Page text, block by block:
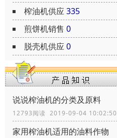
榨油机供应335
煎饼机销售 0
脱壳机供应0
说说榨油机的分类及原料
12793阅读 2019-09-04 10:02:50
家用榨油机适用的油料作物